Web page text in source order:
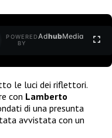
POWERED
BY
AdhubMedia
le luci dei riflettori.
con Lamberto
di una presunta
avvistata con un